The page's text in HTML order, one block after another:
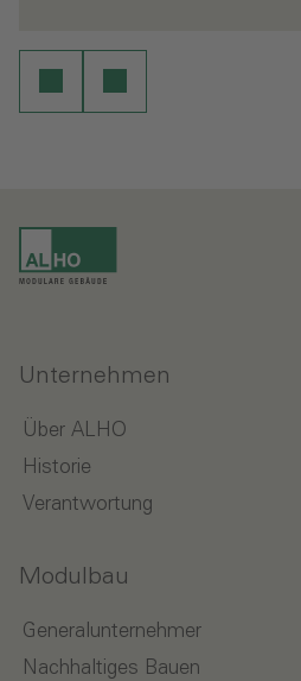
Unternehmen
Über ALHO
Historie
Verantwortung
Modulbau
Generalunternehmer
Nachhaltiges Bauen